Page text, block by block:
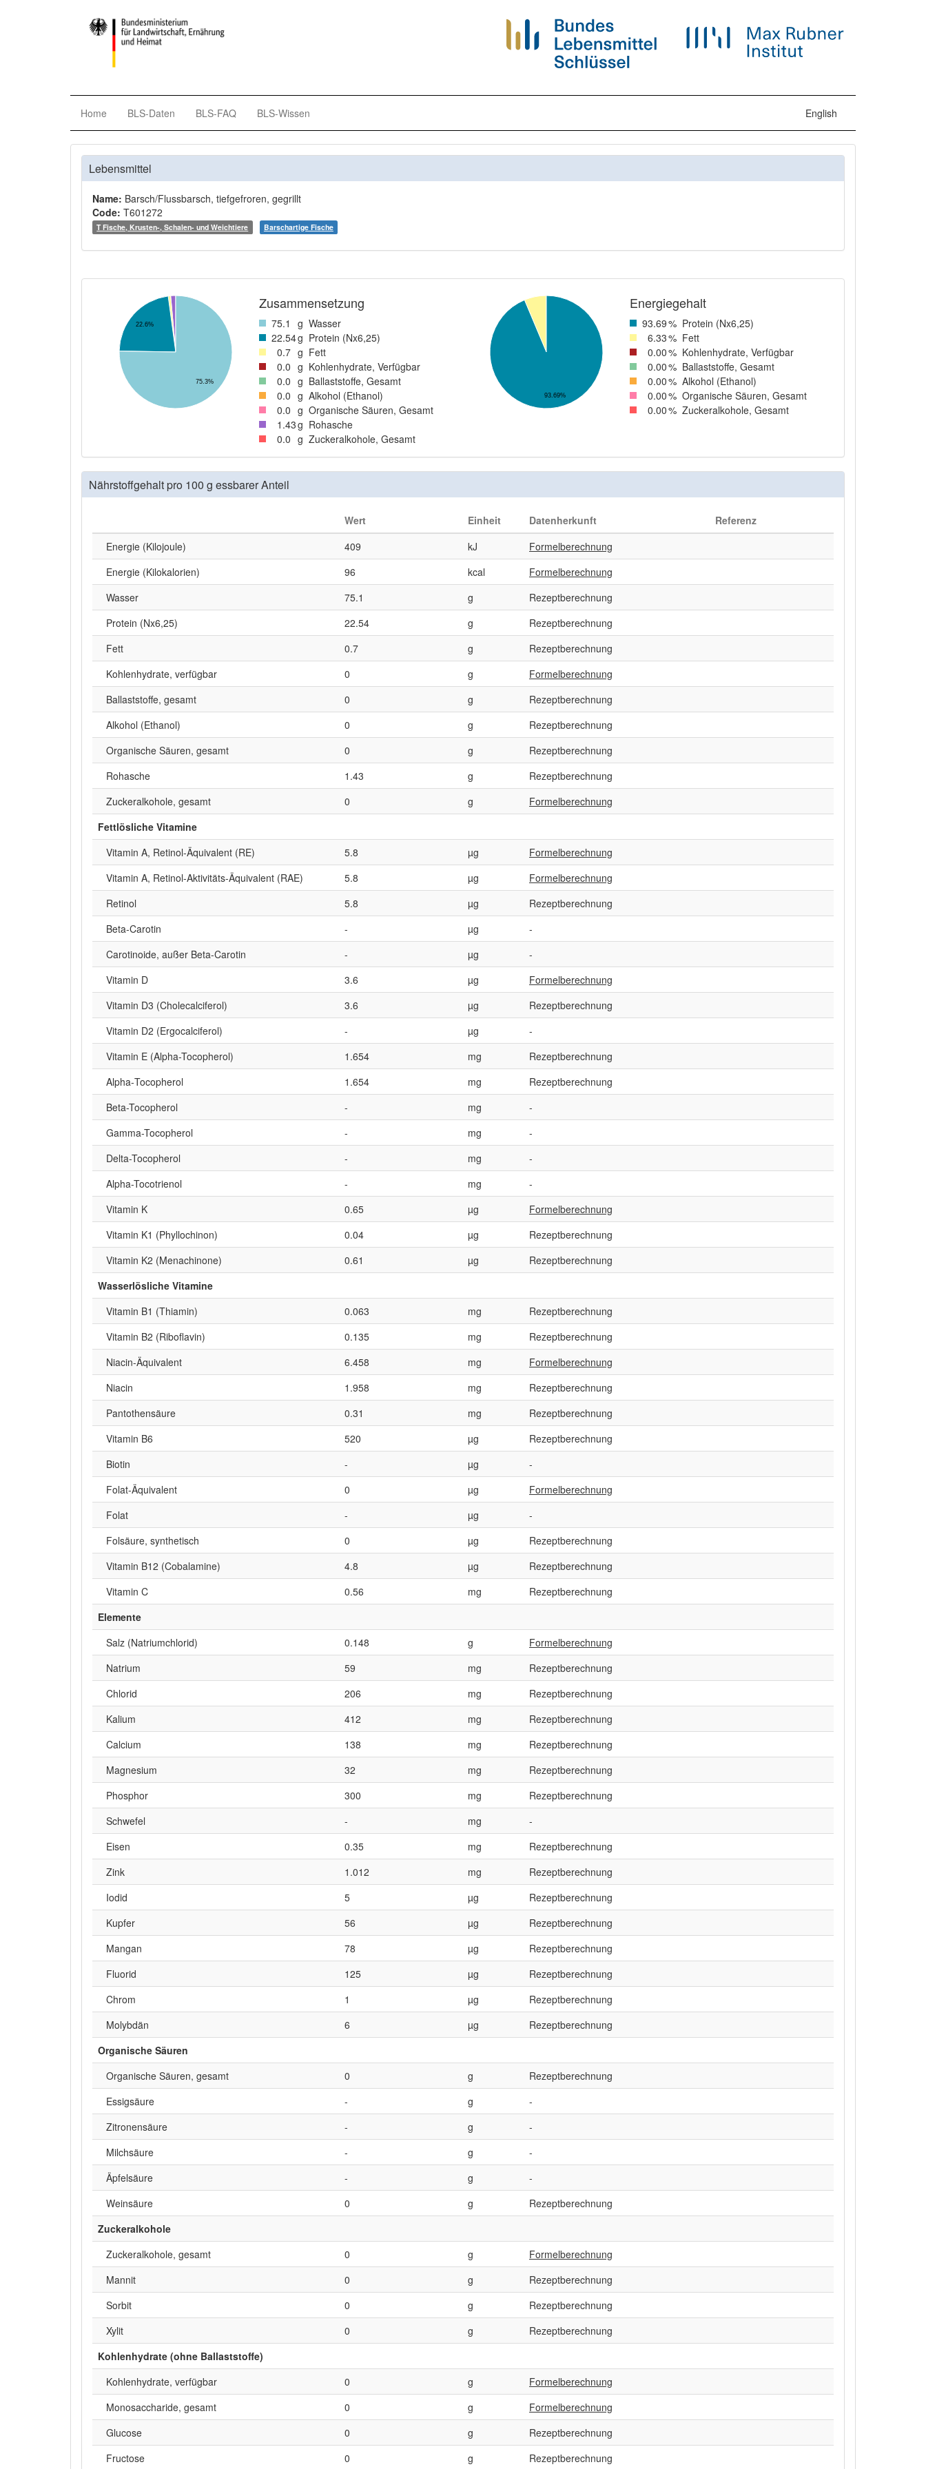
Home BLS-Daten BLS-FAQ BLS-Wissen English
Lebensmittel
Name: Barsch/Flussbarsch, tiefgefroren, gegrillt
Code: T601272
T Fische, Krusten-, Schalen- und Weichtiere Barschartige Fische
22.6%
75.3%
Zusammensetzung
75.1 g Wasser
22.54g Protein (Nx6,25)
0.7 g Fett
0.0 g Kohlenhydrate, Verfügbar
0.0 g Ballaststoffe, Gesamt
0.0 g Alkohol (Ethanol)
0.0 g Organische Säuren, Gesamt
1 .43g Rohasche
0.0 g Zuckeralkohole, Gesamt
93.69%
Energiegehalt
93.69% Protein (Nx6,25)
6.33% Fett
0.00% Kohlenhydrate, Verfügbar
0.00% Ballaststoffe, Gesamt
0.00% Alkohol (Ethanol)
0.00% Organische Säuren, Gesamt
0.00% Zuckeralkohole, Gesamt
Nährstoffgehalt pro 100 g essbarer Anteil
Wert Einheit Datenherkunft
Referenz
Energie (Kilojoule)
409 kJ
Formelberechnung
Energie (Kilokalorien)
96 kcal
Formelberechnung
Wasser
75.1 g
Rezeptberechnung
Protein (Nx6,25)
22.54 g
Rezeptberechnung
Fett
0.7 g
Rezeptberechnung
Kohlenhydrate, verfügbar
0 g
Formelberechnung
Ballaststoffe, gesamt
0 g
Rezeptberechnung
Alkohol (Ethanol)
0 g
Rezeptberechnung
Organische Säuren, gesamt
0 g
Rezeptberechnung
Rohasche
1.43 g
Rezeptberechnung
Zuckeralkohole, gesamt
0 g
Formelberechnung
Fettlösliche Vitamine
Vitamin A, Retinol-Äquivalent (RE)
5.8 µg
Formelberechnung
Vitamin A, Retinol-Aktivitäts-Äquivalent (RAE)
5.8 µg
Formelberechnung
Retinol
5.8 µg
Rezeptberechnung
Beta‑Carotin
- µg
-
Carotinoide, außer Beta-Carotin
- µg
-
Vitamin D
3.6 µg
Formelberechnung
Vitamin D3 (Cholecalciferol)
3.6 µg
Rezeptberechnung
Vitamin D2 (Ergocalciferol)
- µg
-
Vitamin E (Alpha-Tocopherol)
1.654 mg
Rezeptberechnung
Alpha‑Tocopherol
1.654 mg
Rezeptberechnung
Beta-Tocopherol
- mg
-
Gamma-Tocopherol
- mg
-
Delta-Tocopherol
- mg
-
Alpha-Tocotrienol
- mg
-
Vitamin K
0.65 µg
Formelberechnung
Vitamin K1 (Phyllochinon)
0.04 µg
Rezeptberechnung
Vitamin K2 (Menachinone)
0.61 µg
Rezeptberechnung
Wasserlösliche Vitamine
Vitamin B1 (Thiamin)
0.063 mg
Rezeptberechnung
Vitamin B2 (Riboflavin)
0.135 mg
Rezeptberechnung
Niacin-Äquivalent
6.458 mg
Formelberechnung
Niacin
1.958 mg
Rezeptberechnung
Pantothensäure
0.31 mg
Rezeptberechnung
Vitamin B6
520 µg
Rezeptberechnung
Biotin
- µg
-
Folat-Äquivalent
0 µg
Formelberechnung
Folat
- µg
-
Folsäure, synthetisch
0 µg
Rezeptberechnung
Vitamin B12 (Cobalamine)
4.8 µg
Rezeptberechnung
Vitamin C
0.56 mg
Rezeptberechnung
Elemente
Salz (Natriumchlorid)
0.148 g
Formelberechnung
Natrium
59 mg
Rezeptberechnung
Chlorid
206 mg
Rezeptberechnung
Kalium
412 mg
Rezeptberechnung
Calcium
138 mg
Rezeptberechnung
Magnesium
32 mg
Rezeptberechnung
Phosphor
300 mg
Rezeptberechnung
Schwefel
- mg
-
Eisen
0.35 mg
Rezeptberechnung
Zink
1.012 mg
Rezeptberechnung
Iodid
5 µg
Rezeptberechnung
Kupfer
56 µg
Rezeptberechnung
Mangan
78 µg
Rezeptberechnung
Fluorid
125 µg
Rezeptberechnung
Chrom
1 µg
Rezeptberechnung
Molybdän
6 µg
Rezeptberechnung
Organische Säuren
Organische Säuren, gesamt
0 g
Rezeptberechnung
Essigsäure
- g
-
Zitronensäure
- g
-
Milchsäure
- g
-
Äpfelsäure
- g
-
Weinsäure
0 g
Rezeptberechnung
Zuckeralkohole
Zuckeralkohole, gesamt
0 g
Formelberechnung
Mannit
0 g
Rezeptberechnung
Sorbit
0 g
Rezeptberechnung
Xylit
0 g
Rezeptberechnung
Kohlenhydrate (ohne Ballaststoffe)
Kohlenhydrate, verfügbar
0 g
Formelberechnung
Monosaccharide, gesamt
0 g
Formelberechnung
Glucose
0 g
Rezeptberechnung
Fructose
0 g Rezeptberechnung